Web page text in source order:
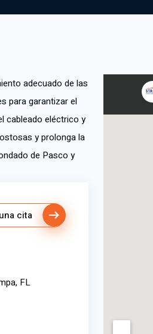
adecuado de las
para garantizar el
cableado eléctrico y
y prolonga la
de Pasco y
cita
FL